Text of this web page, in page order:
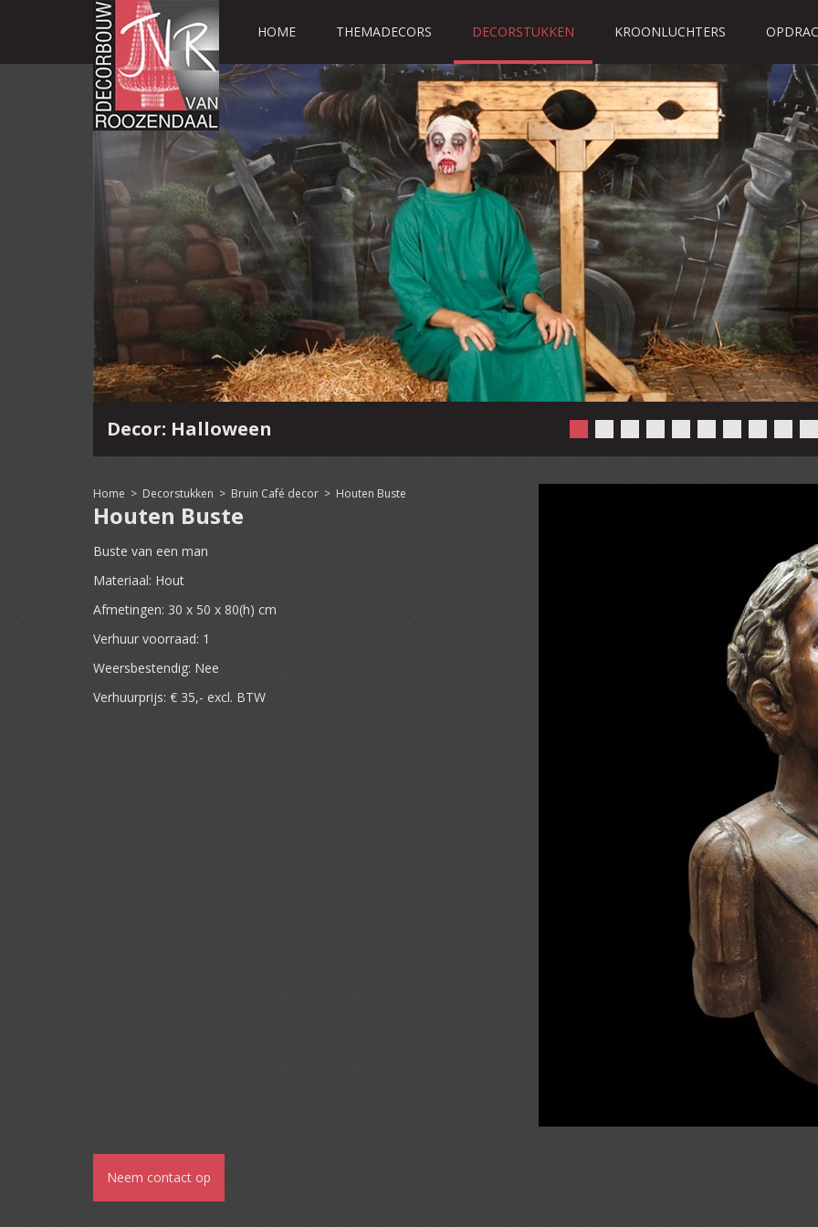
HOME THEMADECORS DECORSTUKKEN KROONLUCHTERS
Decor: Halloween
Home > Decorstukken > Bruin Café decor > Houten Buste
Houten Buste
Buste van een man
Materiaal: Hout
Afmetingen: 30 x 50 x 80(h) cm
Verhuur voorraad: 1
Weersbestendig: Nee
Verhuurprijs: € 35,- excl. BTW
Neem contact op